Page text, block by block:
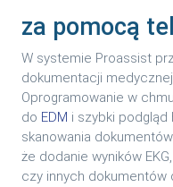
za pomocą
W systemie Proassist
dokumentacji
Oprogramowanie w
do EDM i szybki podgląd
skanowania
że dodanie wyników
czy innych